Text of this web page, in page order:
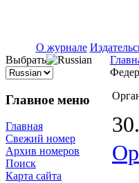
О журнале
Выбрать
Главное меню
Главная
Свежий номер
Архив номеров
Поиск
Карта сайта